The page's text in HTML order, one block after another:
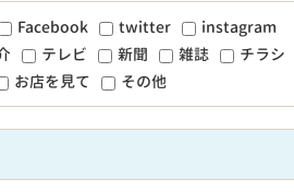
Facebook twitter
instagram
テレビ 新聞 雑誌
チラシ
お店を見て
その他